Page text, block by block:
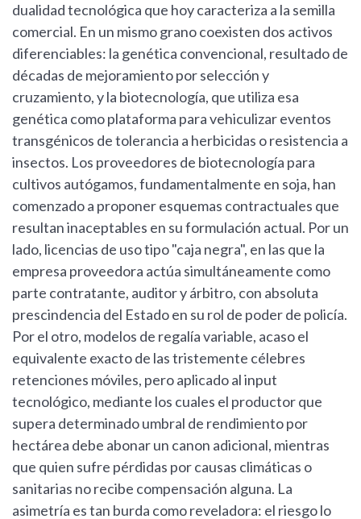
dualidad tecnológica que hoy caracteriza a la semilla
comercial. En un mismo grano coexisten dos activos
diferenciables: la genética convencional, resultado de
décadas de mejoramiento por selección y
cruzamiento, y la biotecnología, que utiliza esa
genética como plataforma para vehiculizar eventos
transgénicos de tolerancia a herbicidas o resistencia a
insectos. Los proveedores de biotecnología para
cultivos autógamos, fundamentalmente en soja, han
comenzado a proponer esquemas contractuales que
resultan inaceptables en su formulación actual. Por un
lado, licencias de uso tipo "caja negra", en las que la
empresa proveedora actúa simultáneamente como
parte contratante, auditor y árbitro, con absoluta
prescindencia del Estado en su rol de poder de policía.
Por el otro, modelos de regalía variable, acaso el
equivalente exacto de las tristemente célebres
retenciones móviles, pero aplicado al input
tecnológico, mediante los cuales el productor que
supera determinado umbral de rendimiento por
hectárea debe abonar un canon adicional, mientras
que quien sufre pérdidas por causas climáticas o
sanitarias no recibe compensación alguna. La
asimetría es tan burda como reveladora: el riesgo lo